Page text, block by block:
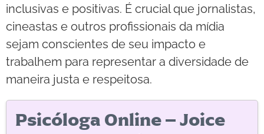
inclusivas e positivas. É crucial que jornalistas,
cineastas e outros profissionais da mídia
sejam conscientes de seu impacto e
trabalhem para representar a diversidade de
maneira justa e respeitosa.
Psicóloga Online – Joice